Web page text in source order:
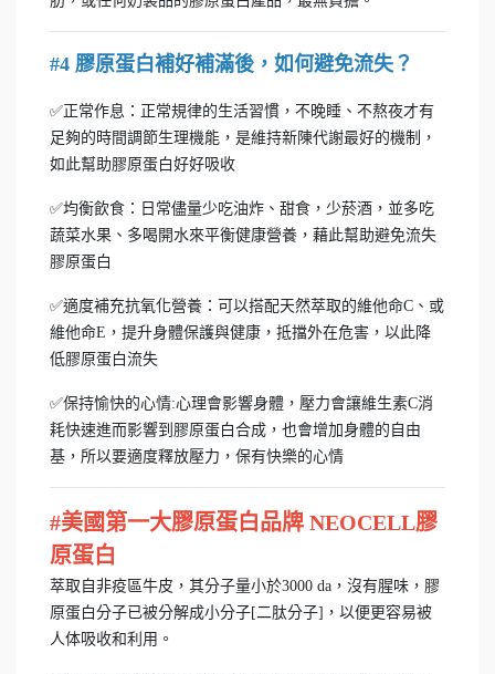
#4 膠原蛋白補好補滿後，如何避免流失？
✅正常作息：正常規律的生活習慣，不晚睡、不熬夜才有
足夠的時間調節生理機能，是維持新陳代謝最好的機制，
如此幫助膠原蛋白好好吸收
✅均衡飲食：日常儘量少吃油炸、甜食，少菸酒，並多吃
蔬菜水果、多喝開水來平衡健康營養，藉此幫助避免流失
膠原蛋白
✅適度補充抗氧化營養：可以搭配天然萃取的維他命C、或
維他命E，提升身體保護與健康，抵擋外在危害，以此降
低膠原蛋白流失
✅保持愉快的心情:心理會影響身體，壓力會讓維生素C消
耗快速進而影響到膠原蛋白合成，也會增加身體的自由
基，所以要適度釋放壓力，保有快樂的心情
#美國第一大膠原蛋白品牌 NEOCELL膠
原蛋白
萃取自非疫區牛皮，其分子量小於3000 da，沒有腥味，膠
原蛋白分子已被分解成小分子[二肽分子]，以便更容易被
人体吸收和利用。